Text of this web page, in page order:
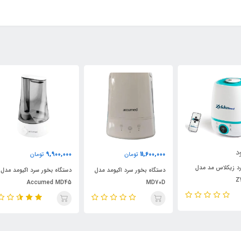
زیکلاس مد مدل
11,600,000 تومان
دستگاه بخور سرد اکیومد مدل
MD70D
9,900,000 تومان
دستگاه بخور سرد اکیومد مدل
Accumed MD45